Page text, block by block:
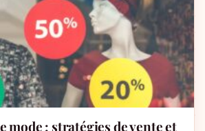
mode : stratégies de vente et